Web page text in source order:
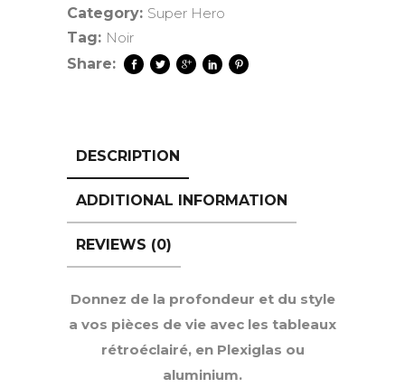
Category: Super Hero
Tag: Noir
Share:
DESCRIPTION
ADDITIONAL INFORMATION
REVIEWS (0)
Donnez de la profondeur et du style
a vos pièces de vie avec les tableaux
rétroéclairé, en Plexiglas ou
aluminium.